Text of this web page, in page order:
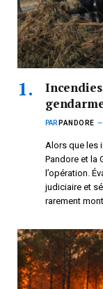
PAR PANDORE
Alors que les
Pandore et la
l’opération.
judiciaire et
rarement